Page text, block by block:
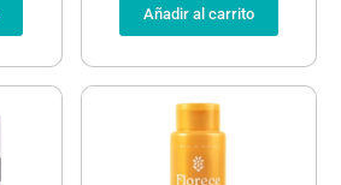
Añadir al carrito